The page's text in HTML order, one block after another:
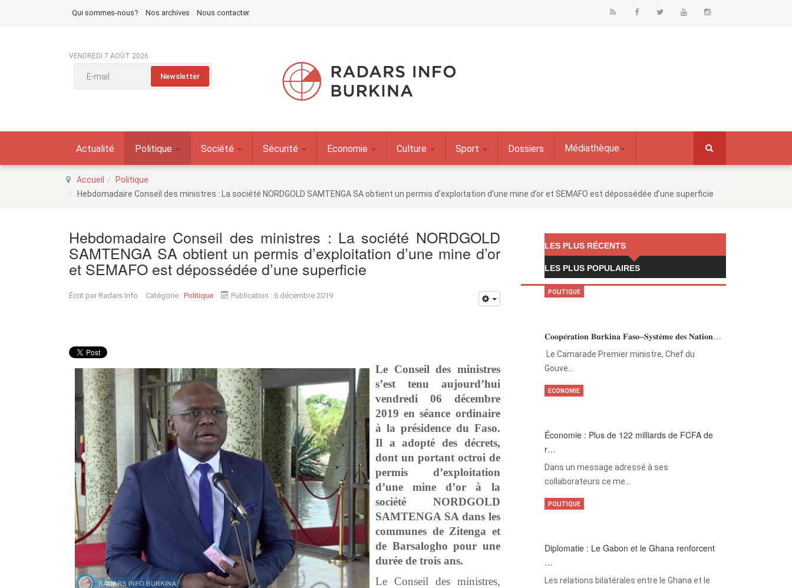
Qui sommes-nous? Nos archives Nous contacter
VENDREDI 7 AOÛT 2026
Actualité Politique Société Sécurité Economie Culture Sport Dossiers Médiathèque
Accueil
Politique
Hebdomadaire Conseil des ministres : La société NORDGOLD SAMTENGA SA obtient un permis d’exploitation d’une mine d’or et SEMAFO est dépossédée d’une superficie
Hebdomadaire Conseil des ministres : La société NORDGOLD
SAMTENGA SA obtient un permis d’exploitation d’une mine d’or
et SEMAFO est dépossédée d’une superficie
Écrit par Radars Info Catégorie : Politique Publication : 6 décembre 2019
Le Conseil des ministres
s’est tenu aujourd’hui
vendredi 06 décembre
2019 en séance ordinaire
à la présidence du Faso.
Il a adopté des décrets,
dont un portant octroi de
permis d’exploitation
d’une mine d’or à la
société NORDGOLD
SAMTENGA SA dans les
communes de Zitenga et
de Barsalogho pour une
durée de trois ans.
Le Conseil des ministres,
LES PLUS RÉCENTS
LES PLUS POPULAIRES
𝐂𝐨𝐨𝐩𝐞́𝐫𝐚𝐭𝐢𝐨𝐧 𝐁𝐮𝐫𝐤𝐢𝐧𝐚 𝐅𝐚𝐬𝐨–𝐒𝐲𝐬𝐭𝐞̀𝐦𝐞 𝐝𝐞𝐬 𝐍𝐚𝐭𝐢𝐨𝐧…
‎Le Camarade Premier ministre, Chef du
Gouve…
POLITIQUE
Économie : Plus de 122 milliards de FCFA de
r…
Dans un message adressé à ses
collaborateurs ce me…
ECONOMIE
Diplomatie : Le Gabon et le Ghana renforcent
…
Les relations bilatérales entre le Ghana et le
POLITIQUE